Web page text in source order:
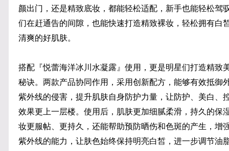
颜出门，还是精致底妆，都能轻松适配，新手也能轻松驾
们在赶通告的间隙，也能快速打造精致裸妆，轻松拥有白
清爽的好肌肤。
搭配『悦蕾海洋冰川水凝露』使用，更是明星们打造精致
秘诀。两款产品协同作用，采用创新配方，能够有效抵御
紫外线的侵害，提升肌肤自身防护力量，让防护、美白、
效果更上一层楼。使用后，肌肤更加细腻柔滑，持久的保
妆更服帖、更持久，还能帮助预防晒伤和色斑的产生，增
紫外线的能力，让肤色始终保持明亮白皙，进一步调节油